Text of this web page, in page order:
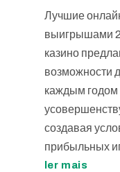
Лучшие
выигрышами
казино
возможности
каждым
создавая
прибыльных
ler mais